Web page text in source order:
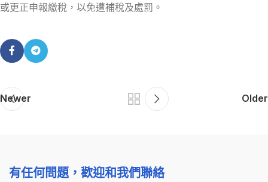
或更正申報繳稅，以免遭補稅及處罰。
Newer Older
有任何問題，歡迎和我們聯絡